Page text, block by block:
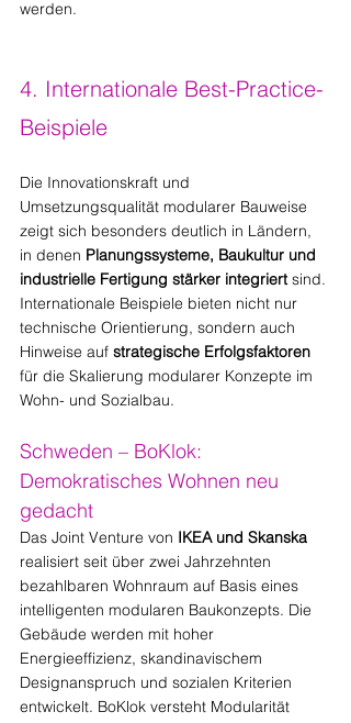
werden.
4. Internationale Best-Practice-
Beispiele
Die Innovationskraft und
Umsetzungsqualität modularer Bauweise
zeigt sich besonders deutlich in Ländern,
in denen Planungssysteme, Baukultur und
industrielle Fertigung stärker integriert sind.
Internationale Beispiele bieten nicht nur
technische Orientierung, sondern auch
Hinweise auf strategische Erfolgsfaktoren
für die Skalierung modularer Konzepte im
Wohn- und Sozialbau.
Schweden – BoKlok:
Demokratisches Wohnen neu
gedacht
Das Joint Venture von IKEA und Skanska
realisiert seit über zwei Jahrzehnten
bezahlbaren Wohnraum auf Basis eines
intelligenten modularen Baukonzepts. Die
Gebäude werden mit hoher
Energieeffizienz, skandinavischem
Designanspruch und sozialen Kriterien
entwickelt. BoKlok versteht Modularität